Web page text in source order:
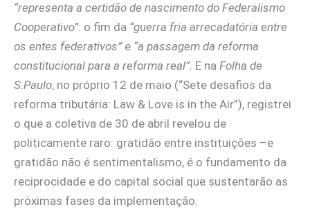
“representa a certidão de nascimento do Federalismo
Cooperativo”: o fim da “guerra fria arrecadatória entre
os entes federativos”e “a passagem da reforma
constitucional para a reforma real”. E na Folha de
S.Paulo, no próprio 12 de maio (“Sete desafios da
reforma tributária: Law & Love is in the Air”), registrei
o que a coletiva de 30 de abril revelou de
politicamente raro: gratidão entre instituições –e
gratidão não é sentimentalismo, é o fundamento da
reciprocidade e do capital social que sustentarão as
próximas fases da implementação.